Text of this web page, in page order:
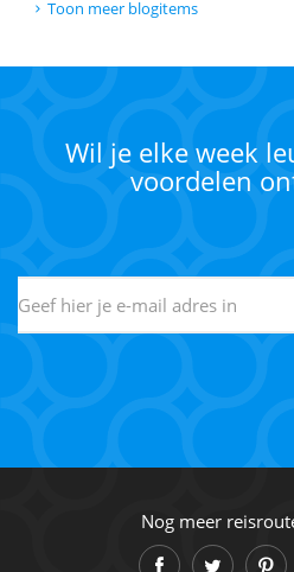
Toon meer blogitems
Wil je elke week
voordelen
Nog meer